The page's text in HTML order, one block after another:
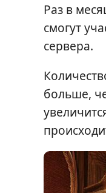
Раз в
смогут
сервера.
больше,